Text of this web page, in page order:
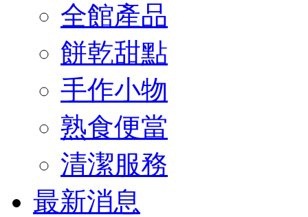
全館產品
餅乾甜點
手作小物
熟食便當
清潔服務
最新消息